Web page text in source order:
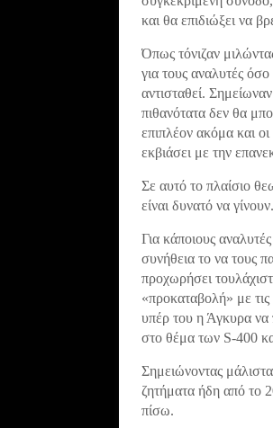
και θα επιδιώξει να
Όπως τόνιζαν
για τους αναλυτές
αντισταθεί.
πιθανότατα δεν θα
επιπλέον ακόμα και
εκβιάσει με την
Σε αυτό το πλαίσιο
είναι δυνατό να γίνουν.
Για κάποιους
συνήθεια το να τους
προχωρήσει
«προκαταβολή» με τις
υπέρ του η Άγκυρα να
στο θέμα των S-400
Σημειώνοντας
ζητήματα ήδη από το
πίσω.